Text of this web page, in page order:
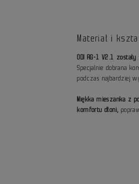
Materiał i
ODI AG-1 V2.1
Specjalnie dobrana
podczas najbardziej
Miękka mieszanka z
komfortu dłoni,